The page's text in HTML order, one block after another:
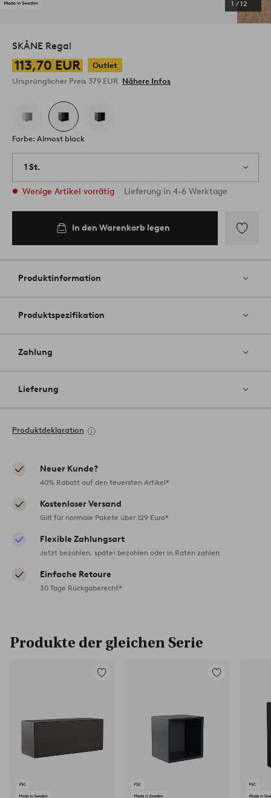
1 /12
SKÅNE Regal
113,70 EUR
Outlet
Ursprünglicher Preis 379 EUR Nähere Infos
Farbe: Almost black
1 St.
Wenige Artikel vorrätig Lieferung in 4-6 Werktage
In den Warenkorb legen
Favoriten
Produktinformation
Produktspezifikation
Zahlung
Lieferung
Produktdeklaration
Neuer Kunde?
40% Rabatt auf den teuersten Artikel*
Kostenloser Versand
Gilt für normale Pakete über 129 Euro*
Flexible Zahlungsart
Jetzt bezahlen, später bezahlen oder in Raten zahlen
Einfache Retoure
30 Tage Rückgaberecht*
Produkte der gleichen Serie
Zu
Zu